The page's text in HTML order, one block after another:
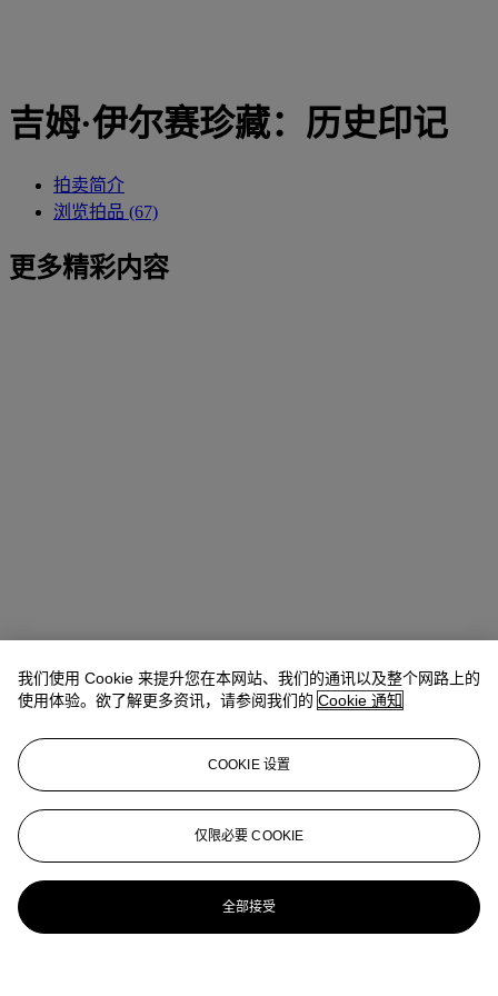
吉姆·伊尔赛珍藏：历史印记
拍卖简介
浏览拍品 (67)
更多精彩内容
我们使用 Cookie 来提升您在本网站、我们的通讯以及整个网路上的
使用体验。欲了解更多资讯，请参阅我们的 Cookie 通知
COOKIE 设置
仅限必要 COOKIE
全部接受